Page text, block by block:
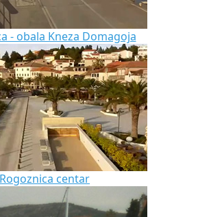
- obala Kneza Domagoja
Rogoznica centar